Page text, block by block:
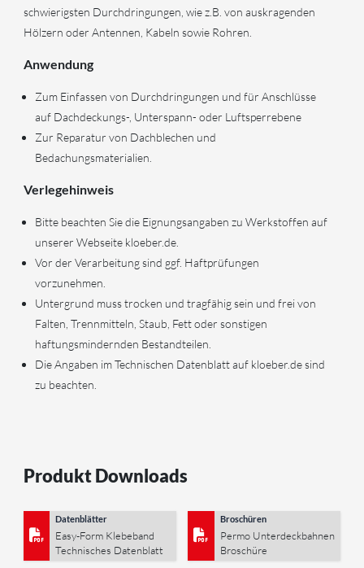
schwierigsten Durchdringungen, wie z.B. von auskragenden
Hölzern oder Antennen, Kabeln sowie Rohren.
Anwendung
Zum Einfassen von Durchdringungen und für Anschlüsse
auf Dachdeckungs-, Unterspann- oder Luftsperrebene
Zur Reparatur von Dachblechen und
Bedachungsmaterialien.
Verlegehinweis
Bitte beachten Sie die Eignungsangaben zu Werkstoffen auf
unserer Webseite kloeber.de.
Vor der Verarbeitung sind ggf. Haftprüfungen
vorzunehmen.
Untergrund muss trocken und tragfähig sein und frei von
Falten, Trennmitteln, Staub, Fett oder sonstigen
haftungsmindernden Bestandteilen.
Die Angaben im Technischen Datenblatt auf kloeber.de sind
zu beachten.
Produkt Downloads
Datenblätter
Easy-Form Klebeband
Technisches Datenblatt
Broschüren
Permo Unterdeckbahnen
Broschüre